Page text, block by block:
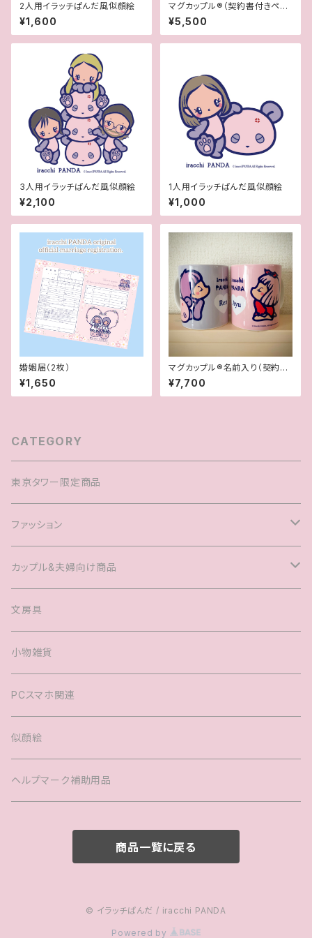
2人用イラッチぱんだ風似顔絵
¥1,600
マグカップル®︎（契約書付きペア
マグカップ）
¥5,500
3人用イラッチぱんだ風似顔絵
¥2,100
1人用イラッチぱんだ風似顔絵
¥1,000
婚姻届（2枚）
¥1,650
マグカップル®︎名前入り（契約書
付き世界に一つオリジナルペア
マグカップ）
¥7,700
CATEGORY
東京タワー限定商品
ファッション
Tシャツ
キャップ
ヘアアクセサリー
バック
キッズTシャツ
カップル&夫婦向け商品
マグカップル®️
婚姻届
文房具
小物雑貨
PCスマホ関連
似顔絵
ヘルプマーク補助用品
商品一覧に戻る
© イラッチぱんだ / iracchi PANDA
Powered by